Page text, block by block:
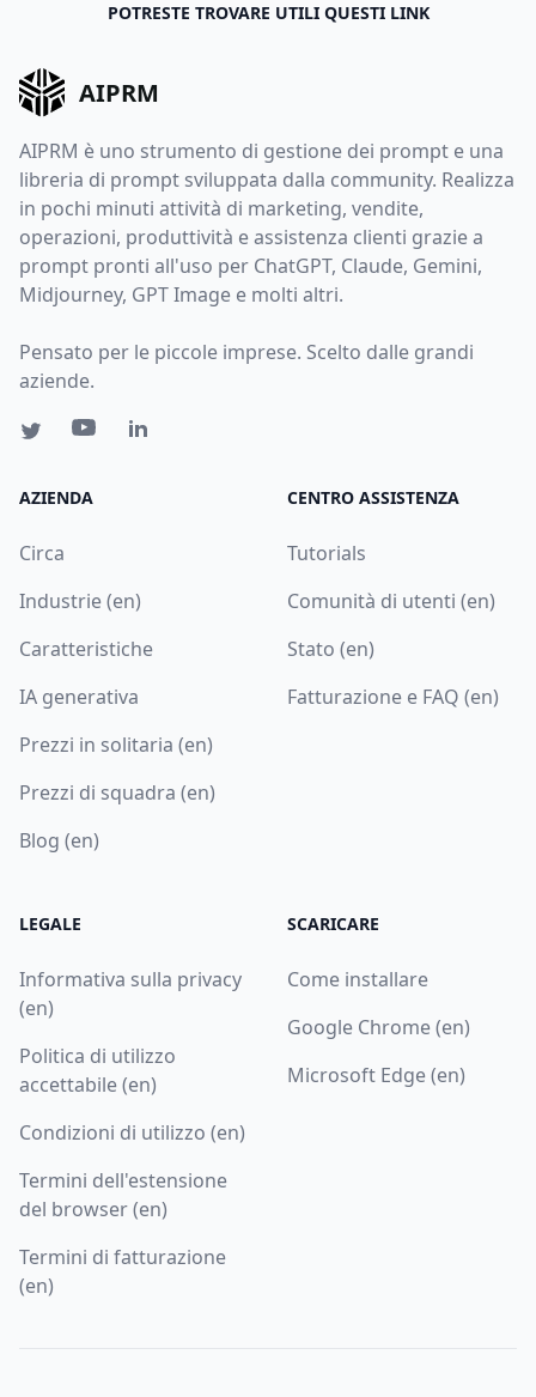
POTRESTE TROVARE UTILI QUESTI LINK
AIPRM
AIPRM è uno strumento di gestione dei prompt e una
libreria di prompt sviluppata dalla community. Realizza
in pochi minuti attività di marketing, vendite,
operazioni, produttività e assistenza clienti grazie a
prompt pronti all'uso per ChatGPT, Claude, Gemini,
Midjourney, GPT Image e molti altri.
Pensato per le piccole imprese. Scelto dalle grandi
aziende.
AZIENDA
Circa
Industrie (en)
Caratteristiche
IA generativa
Prezzi in solitaria (en)
Prezzi di squadra (en)
Blog (en)
CENTRO ASSISTENZA
Tutorials
Comunità di utenti (en)
Stato (en)
Fatturazione e FAQ (en)
LEGALE
Informativa sulla privacy
(en)
Politica di utilizzo
accettabile (en)
Condizioni di utilizzo (en)
Termini dell'estensione
del browser (en)
Termini di fatturazione
(en)
SCARICARE
Come installare
Google Chrome (en)
Microsoft Edge (en)